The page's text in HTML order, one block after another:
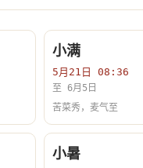
小满
5月21日 08:36
至 6月5日
苦菜秀，麦气至
小暑